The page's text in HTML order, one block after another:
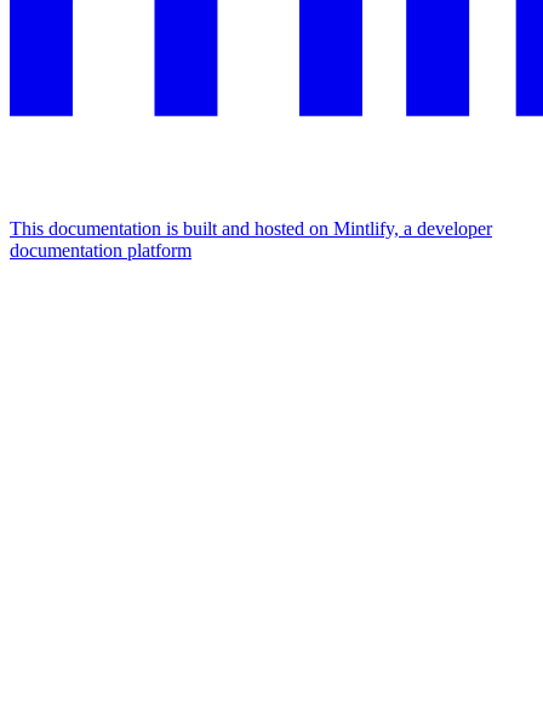
This documentation is built and hosted on Mintlify, a developer
documentation platform